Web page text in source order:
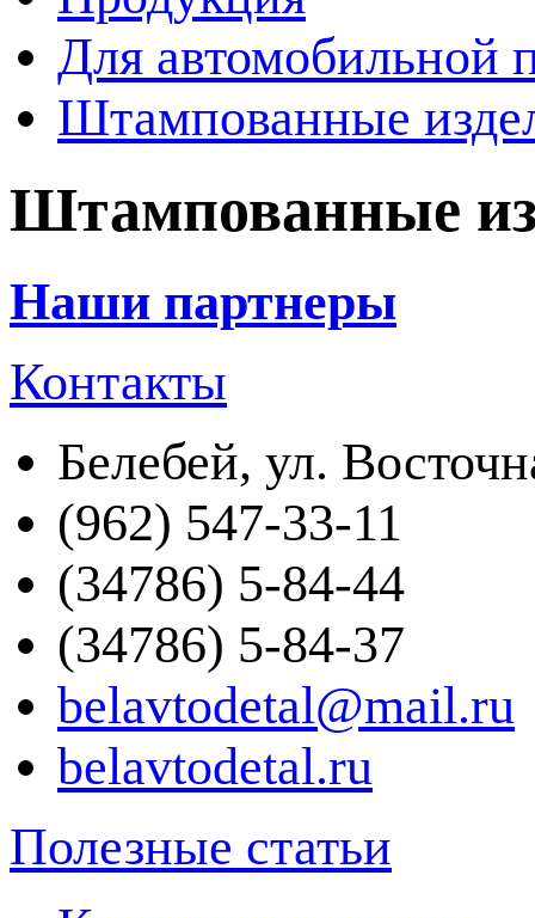
Для автомобильной
Штампованные
Штампованные
Наши партнеры
Контакты
Белебей, ул.
(962) 547-33-11
(34786) 5-84-44
(34786) 5-84-37
belavtodetal@mail.ru
belavtodetal.ru
Полезные статьи